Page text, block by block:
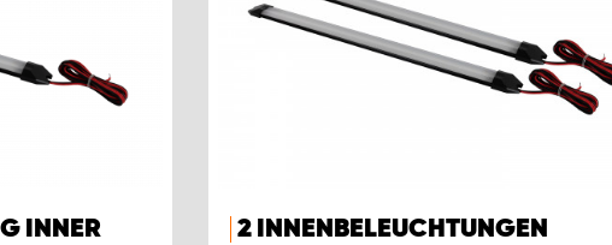
INNER
2 INNENBELEUCHTUNGEN